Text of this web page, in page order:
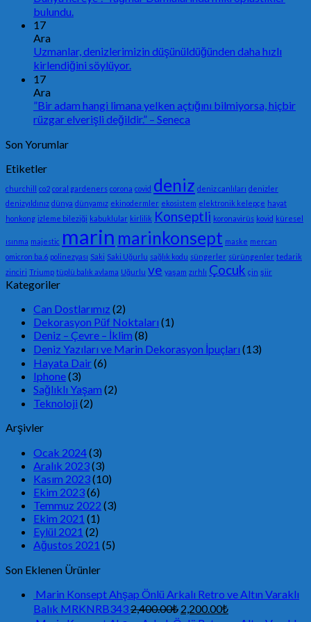
bulundu.
17
Ara
Uzmanlar, denizlerimizin düşünüldüğünden daha hızlı
kirlendiğini söylüyor.
17
Ara
”Bir adam hangi limana yelken açtığını bilmiyorsa, hiçbir
rüzgar elverişli değildir.” – Seneca
Son Yorumlar
Etiketler
churchill co2 coral gardeners corona covid deniz deniz canlıları denizler
denizyıldınız dünya dünyamız ekinodermler ekosistem elektronik kelepçe hayat
honkong izleme bileziği kabuklular kirlilik Konseptli koronavirüs kovid küresel
ısınma majestic marin marinkonsept maske mercan
omicron ba.6 polinezyası Saki Saki Uğurlu sağlık kodu süngerler sürüngenler tedarik
zinciri Triump tüplü balık avlama Uğurlu ve yaşam zırhlı Çocuk çin şiir
Kategoriler
Can Dostlarımız (2)
Dekorasyon Püf Noktaları (1)
Deniz – Çevre – İklim (8)
Deniz Yazıları ve Marin Dekorasyon İpuçları (13)
Hayata Dair(6)
Iphone(3)
Sağlıklı Yaşam (2)
Teknoloji (2)
Arşivler
Ocak 2024(3)
Aralık 2023(3)
Kasım 2023(10)
Ekim 2023(6)
Temmuz 2022 (3)
Ekim 2021 (1)
Eylül 2021 (2)
Ağustos 2021 (5)
Son Eklenen Ürünler
Marin Konsept Ahşap Önlü Arkalı Retro ve Altın Varaklı
Balık MRKNRB3432,400.00₺ 2,200.00₺